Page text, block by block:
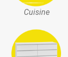
Cuisine